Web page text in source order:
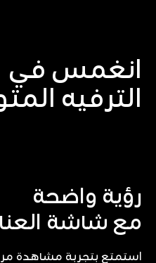
انغمس في
الترفيه
رؤية واضحة
مع شاشة
استمتع بتجربة مشاهدة